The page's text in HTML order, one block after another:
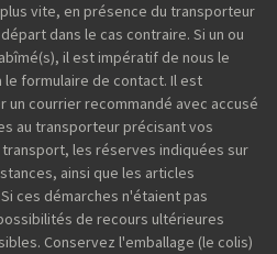
vite, en présence du transporteur
dans le cas contraire. Si un ou
il est impératif de nous le
le formulaire de contact. Il est
courrier recommandé avec accusé
au transporteur précisant vos
les réserves indiquées sur
ainsi que les articles
ces démarches n'étaient pas
de recours ultérieures
Conservez l'emballage (le colis)